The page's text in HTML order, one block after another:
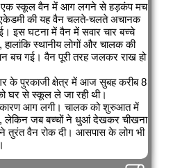
स्कूल वैन में आग लगने से हड़कंप मच
की यह वैन चलते-चलते अचानक
इस घटना में वैन में सवार चार बच्चे
स्थानीय लोगों और चालक की
बच गई। वैन पूरी तरह जलकर राख हो
के पुरकाजी क्षेत्र में आज सुबह करीब 8
घर से स्कूल ले जा रही थी।
कारण आग लगी। चालक को शुरुआत में
लेकिन जब बच्चों ने धुआं देखकर चीखना
तुरंत वैन रोक दी। आसपास के लोग भी